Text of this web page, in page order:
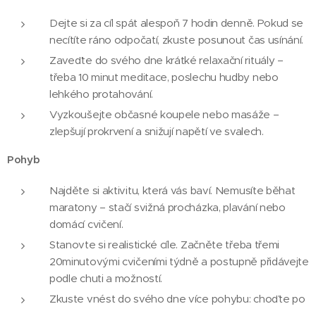
Dejte si za cíl spát alespoň 7 hodin denně. Pokud se
necítíte ráno odpočatí, zkuste posunout čas usínání.
Zaveďte do svého dne krátké relaxační rituály –
třeba 10 minut meditace, poslechu hudby nebo
lehkého protahování.
Vyzkoušejte občasné koupele nebo masáže –
zlepšují prokrvení a snižují napětí ve svalech.
Pohyb
Najděte si aktivitu, která vás baví. Nemusíte běhat
maratony – stačí svižná procházka, plavání nebo
domácí cvičení.
Stanovte si realistické cíle. Začněte třeba třemi
20minutovými cvičeními týdně a postupně přidávejte
podle chuti a možností.
Zkuste vnést do svého dne více pohybu: choďte po